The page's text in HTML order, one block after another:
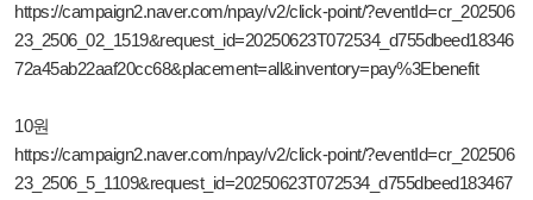
https://campaign2.naver.com/npay/v2/click-point/?eventId=cr_202506
23_2506_02_1519&request_id=20250623T072534_d755dbeed18346
72a45ab22aaf20cc68&placement=all&inventory=pay%3Ebenefit
10원
https://campaign2.naver.com/npay/v2/click-point/?eventId=cr_202506
23_2506_5_1109&request_id=20250623T072534_d755dbeed183467